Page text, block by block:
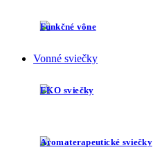
Funkčné vône
Vonné sviečky
EKO sviečky
Aromaterapeutické sviečky